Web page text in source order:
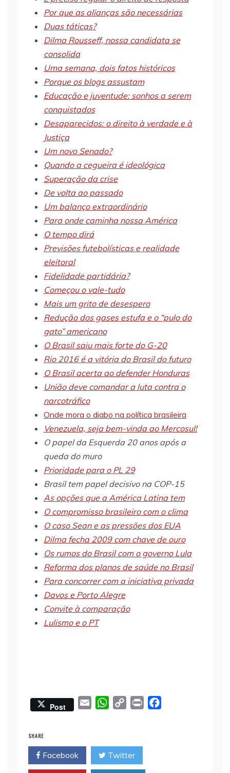
Por que as alianças são necessárias
Duas táticas?
Dilma Rousseff, nossa candidata se
consolida
Uma semana, dois fatos históricos
Porque os blogs assustam
Educação e juventude: sonhos a serem
conquistados
Desaparecidos: o direito à verdade e à
Justiça
Um novo Senado?
Quando a cegueira é ideológica
Superação da crise
De volta ao passado
Um balanço extraordinário
Para onde caminha nossa América
O tempo dirá
Previsões futebolísticas e realidade
eleitoral
Fidelidade partidária?
Começou o vale-tudo
Mais um grito de desespero
Redução dos gases estufa e o “pulo do
gato” americano
O Brasil saiu mais forte do G-20
Rio 2016 é a vitória do Brasil do futuro
O Brasil acerta ao defender Honduras
União deve comandar a luta contra o
narcotráfico
Onde mora o diabo na política brasileira
Venezuela, seja bem-vinda ao Mercosul!
O papel da Esquerda 20 anos após a
queda do muro
Prioridade para o PL 29
Brasil tem papel decisivo na COP-15
As opções que a América Latina tem
O compromisso brasileiro com o clima
O caso Sean e as pressões dos EUA
Dilma fecha 2009 com chave de ouro
Os rumos do Brasil com o governo Lula
Reforma dos planos de saúde no Brasil
Para concorrer com a iniciativa privada
Davos e Porto Alegre
Convite à comparação
Lulismo e o PT
Post
W
s
A
L
i
SHARE
Facebook Twitter